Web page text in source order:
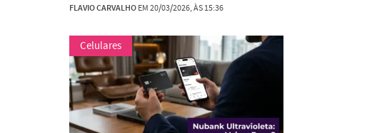
FLAVIO CARVALHOEM 20/03/2026, ÀS 15:36
Celulares